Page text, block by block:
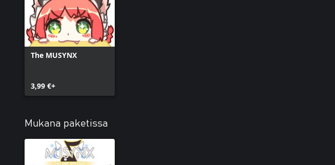
The MUSYNX
3,99 €+
Mukana paketissa